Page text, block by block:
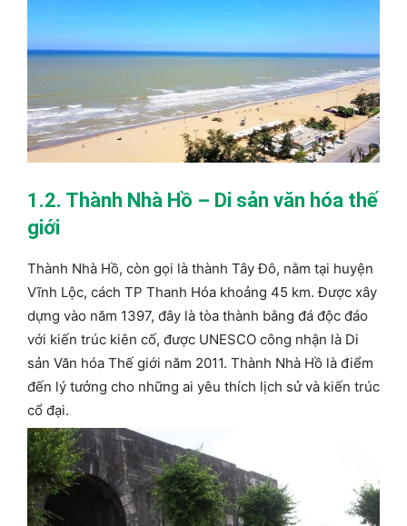
1.2. Thành Nhà Hồ – Di sản văn hóa thế
giới
Thành Nhà Hồ, còn gọi là thành Tây Đô, nằm tại huyện
Vĩnh Lộc, cách TP Thanh Hóa khoảng 45 km. Được xây
dựng vào năm 1397, đây là tòa thành bằng đá độc đáo
với kiến trúc kiên cố, được UNESCO công nhận là Di
sản Văn hóa Thế giới năm 2011. Thành Nhà Hồ là điểm
đến lý tưởng cho những ai yêu thích lịch sử và kiến trúc
cổ đại.